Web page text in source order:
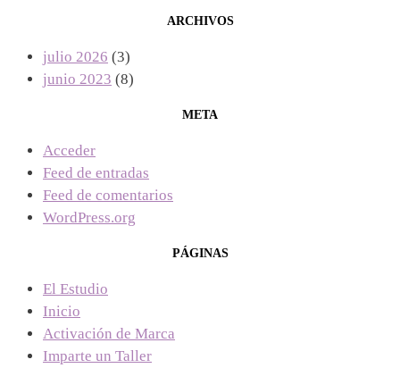
ARCHIVOS
julio 2026 (3)
junio 2023 (8)
META
Acceder
Feed de entradas
Feed de comentarios
WordPress.org
PÁGINAS
El Estudio
Inicio
Activación de Marca
Imparte un Taller